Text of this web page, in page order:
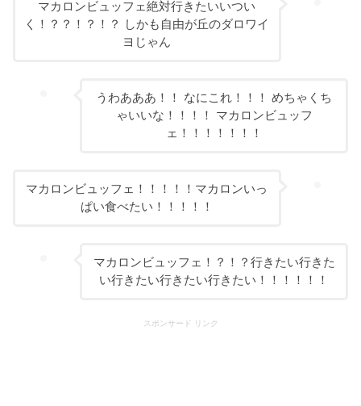
マカロンビュッフェ絶対行きたいいつい
く！？？！？！？ しかも自由が丘のダロワイ
ヨじゃん
うわあああ！！ なにこれ！！！ めちゃくち
ゃいいな！！！！ マカロンビュッフ
ェ！！！！！！！
マカロンビュッフェ！！！！！マカロンいっ
ぱい食べたい！！！！！
マカロンビュッフェ！？！？行きたい行きた
い行きたい行きたい行きたい！！！！！！
スポンサード リンク